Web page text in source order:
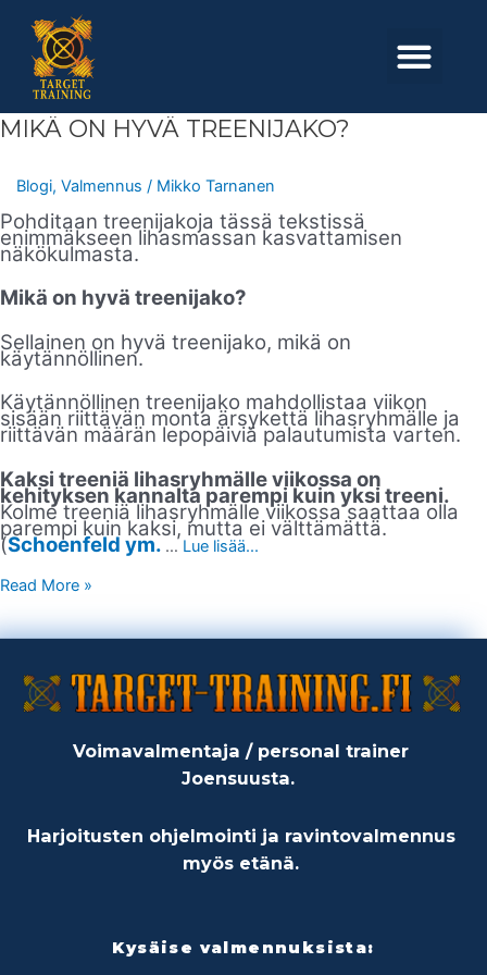
content
MIKÄ ON HYVÄ TREENIJAKO?
Blogi, Valmennus / Mikko Tarnanen
Pohditaan treenijakoja tässä tekstissä
enimmäkseen lihasmassan kasvattamisen
näkökulmasta.
Mikä on hyvä treenijako?
Sellainen on hyvä treenijako, mikä on
käytännöllinen.
Käytännöllinen treenijako mahdollistaa viikon
sisään riittävän monta ärsykettä lihasryhmälle ja
riittävän määrän lepopäiviä palautumista varten.
Kaksi treeniä lihasryhmälle viikossa on
kehityksen kannalta parempi kuin yksi treeni.
Kolme treeniä lihasryhmälle viikossa saattaa olla
parempi kuin kaksi, mutta ei välttämättä.
(Schoenfeld ym. … Lue lisää...
MIKÄ
ON
Read More »
Voimavalmentaja / personal trainer
Joensuusta.
Harjoitusten ohjelmointi ja ravintovalmennus
myös etänä.
Kysäise valmennuksista: